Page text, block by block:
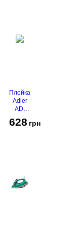
Плойка
Adler
AD-
628 грн